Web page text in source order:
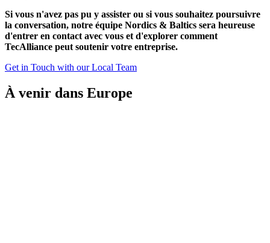
Si vous n'avez pas pu y assister ou si vous souhaitez poursuivre
la conversation, notre équipe Nordics & Baltics sera heureuse
d'entrer en contact avec vous et d'explorer comment
TecAlliance peut soutenir votre entreprise.
Get in Touch with our Local Team
À venir dans Europe